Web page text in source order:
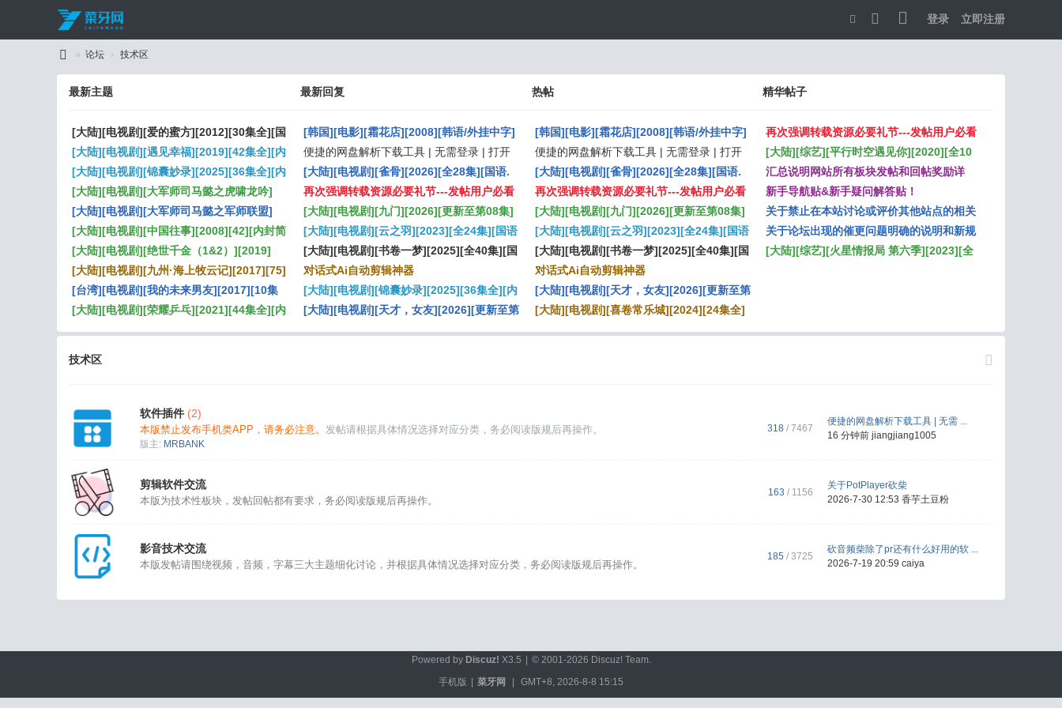
登录 立即注册
换
宽
版
C
» 论坛 › 技术区
最新主题
[大陆][电视剧][爱的蜜方][2012][30集全][国
语无字][MKV][H264][1080P][28G][自扒]
[大陆][电视剧][遇见幸福][2019][42集全][内
封简繁英][MKV][H264][1080P][24G][自扒]
[大陆][电视剧][锦囊妙录][2025][36集全][内
封简繁英][MKV][H264][1080P][49G][自扒]
[大陆][电视剧][大军师司马懿之虎啸龙吟]
[2017][44][三无][mp4][H264][1080P]
[44.88GB]
[大陆][电视剧][大军师司马懿之军师联盟]
[2017][42][三无][mkv][H264][1080P]
[39.63GB]
[大陆][电视剧][中国往事][2008][42][内封简
繁][mkv][H264][1080P]
[大陆][电视剧][绝世千金（1&2）][2019]
[24][内封多国语言][mkv][H264][1080P]
[大陆][电视剧][九州·海上牧云记][2017][75]
[内封简繁][mkv][H264][1080P][90.87GB]
[台湾][电视剧][我的未来男友][2017][10集
全][内封简繁英][MKV][H264][1080P][6.5G]
[自扒] ...
[大陆][电视剧][荣耀乒乓][2021][44集全][内
封简繁英][MKV][H264][1080P][20G][自扒]
最新回复
[韩国][电影][霜花店][2008][韩语/外挂中字]
[MP4][H264][1080p][3.4G][无水印]
便捷的网盘解析下载工具 | 无需登录 | 打开
即用
[大陆][电视剧][雀骨][2026][全28集][国语.
内封简繁英][MKV][H265][4K+1080P][共
52G][无水印] ...
再次强调转载资源必要礼节---发帖用户必看
[大陆][电视剧][九门][2026][更新至第08集]
[国语内封简繁][MP4][H264/H265]
[1080/4K][单集300M/800M][无水 ...
[大陆][电视剧][云之羽][2023][全24集][国语
内封简繁中文][MP4][H264][1080p][共
15.26G] ...
[大陆][电视剧][书卷一梦][2025][全40集][国
语内封简中][MKV][H265][4K+1080P][共
227G][无水印] ...
对话式Ai自动剪辑神器
[大陆][电视剧][锦囊妙录][2025][36集全][内
封简繁英][MKV][H264][1080P][49G][自扒]
[大陆][电视剧][天才，女友][2026][更新至第
06集][国语内封简繁][MP4][H265][4K][单集
热帖
[韩国][电影][霜花店][2008][韩语/外挂中字]
[MP4][H264][1080p][3.4G][无水印]
便捷的网盘解析下载工具 | 无需登录 | 打开
即用
[大陆][电视剧][雀骨][2026][全28集][国语.
内封简繁英][MKV][H265][4K+1080P][共
52G][无水印] ...
再次强调转载资源必要礼节---发帖用户必看
[大陆][电视剧][九门][2026][更新至第08集]
[国语内封简繁][MP4][H264/H265]
[1080/4K][单集300M/800M][无水 ...
[大陆][电视剧][云之羽][2023][全24集][国语
内封简繁中文][MP4][H264][1080p][共
15.26G] ...
[大陆][电视剧][书卷一梦][2025][全40集][国
语内封简中][MKV][H265][4K+1080P][共
227G][无水印] ...
对话式Ai自动剪辑神器
[大陆][电视剧][天才，女友][2026][更新至第
06集][国语内封简繁][MP4][H265][4K][单集
1.2G][无水印][沉迷][ ...
[大陆][电视剧][喜卷常乐城][2024][24集全]
[内封简繁英][MKV][H264][1080P][10G]
精华帖子
再次强调转载资源必要礼节---发帖用户必看
[大陆][综艺][平行时空遇见你][2020][全10
期][国语无字][MP4][H264][1080P][每期约
2G][外挂多国字幕][WeTV] ...
汇总说明网站所有板块发帖和回帖奖励详
情！
新手导航贴&新手疑问解答贴！
关于禁止在本站讨论或评价其他站点的相关
说明
关于论坛出现的催更问题明确的说明和新规
定！
[大陆][综艺][火星情报局 第六季][2023][全
技术区
软件插件 (2)
本版禁止发布手机类APP，请务必注意。 发帖请根据具体情况选择对应分类，务必阅读版规后再操作。
版主: MRBANK
318 / 7467
便捷的网盘解析下载工具 | 无需 ...
16 分钟前 jiangjiang1005
剪辑软件交流
本版为技术性板块，发帖回帖都有要求，务必阅读版规后再操作。
163 / 1156
关于PotPlayer砍柴
2026-7-30 12:53 香芋土豆粉
影音技术交流
本版发帖请围绕视频，音频，字幕三大主题细化讨论，并根据具体情况选择对应分类，务必阅读版规后再操作。
185 / 3725
砍音频柴除了pr还有什么好用的软 ...
2026-7-19 20:59 caiya
Powered by Discuz! X3.5 © 2001-2026 Discuz! Team.
手机版
菜牙网 GMT+8, 2026-8-8 15:15